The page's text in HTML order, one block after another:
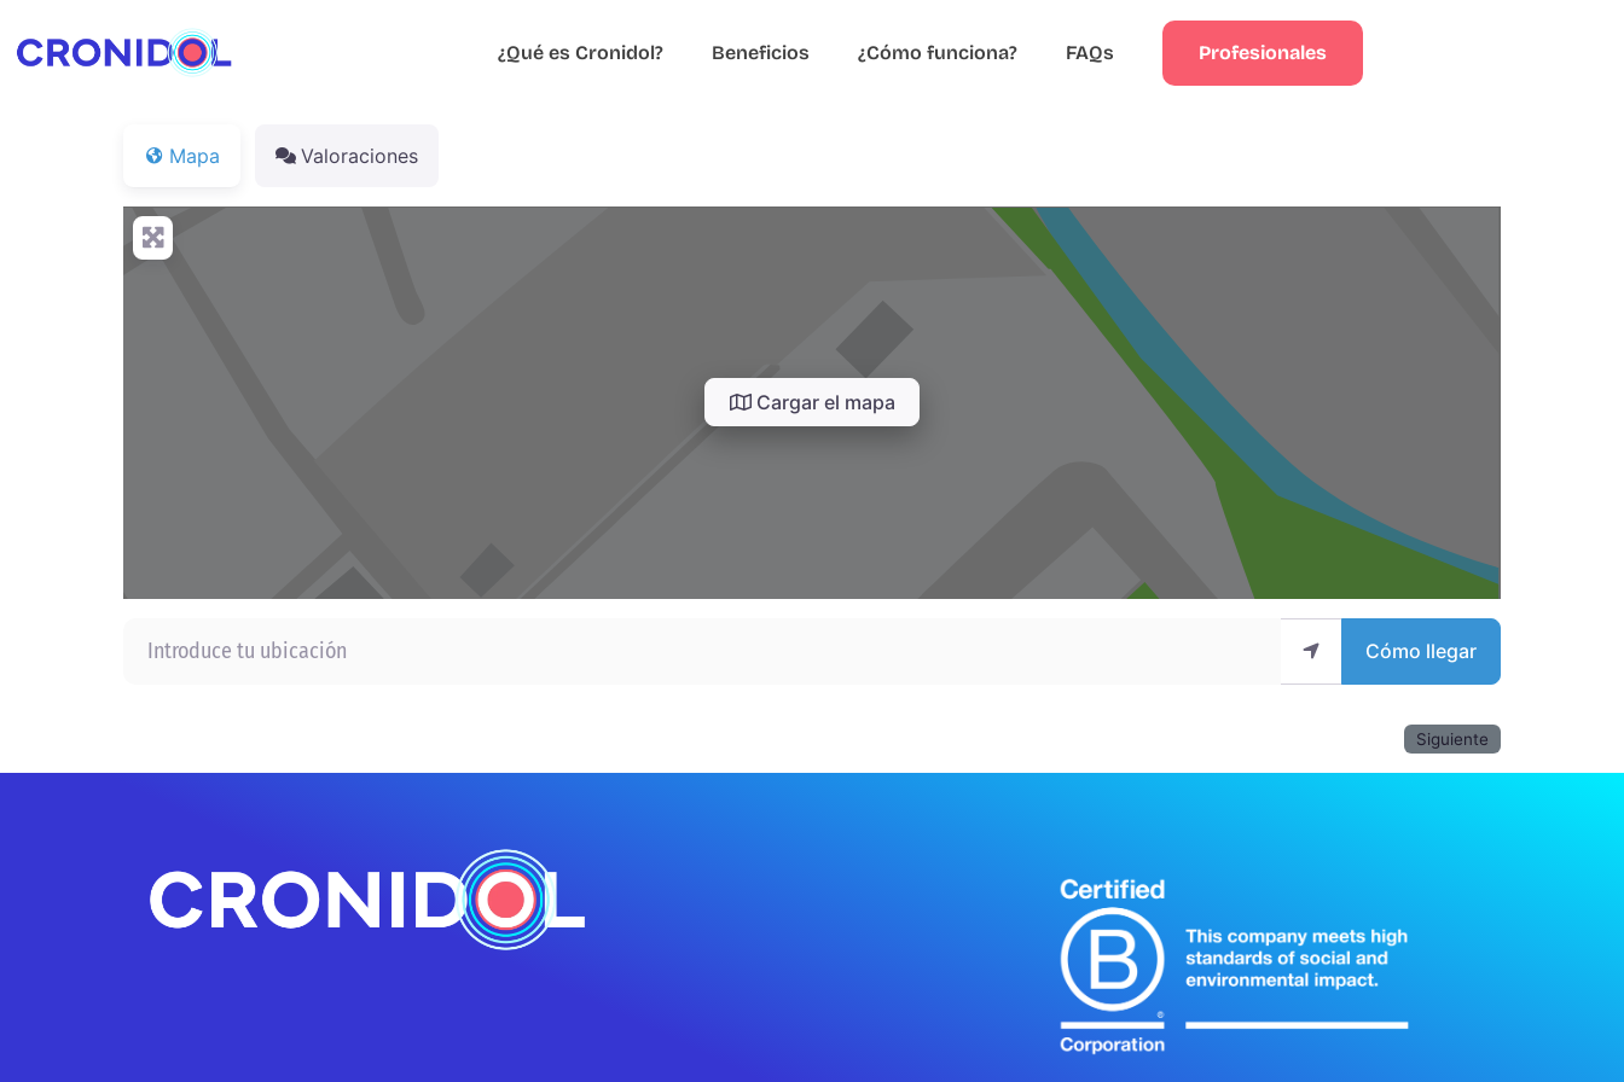
¿Qué es Cronidol? Beneficios ¿Cómo funciona? FAQs Profesionales
Mapa Valoraciones
Cargar el mapa
Cómo llegar
Siguiente